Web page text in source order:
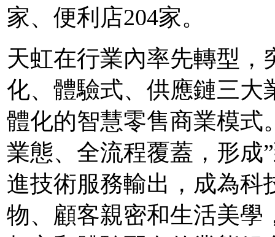
家、便利店204家。
天虹在行業內率先轉型
化、體驗式、供應鏈三大
體化的智慧零售商業模式
業態、全流程覆蓋，形成
進技術服務輸出，成為科
物、顧客親密和生活美學